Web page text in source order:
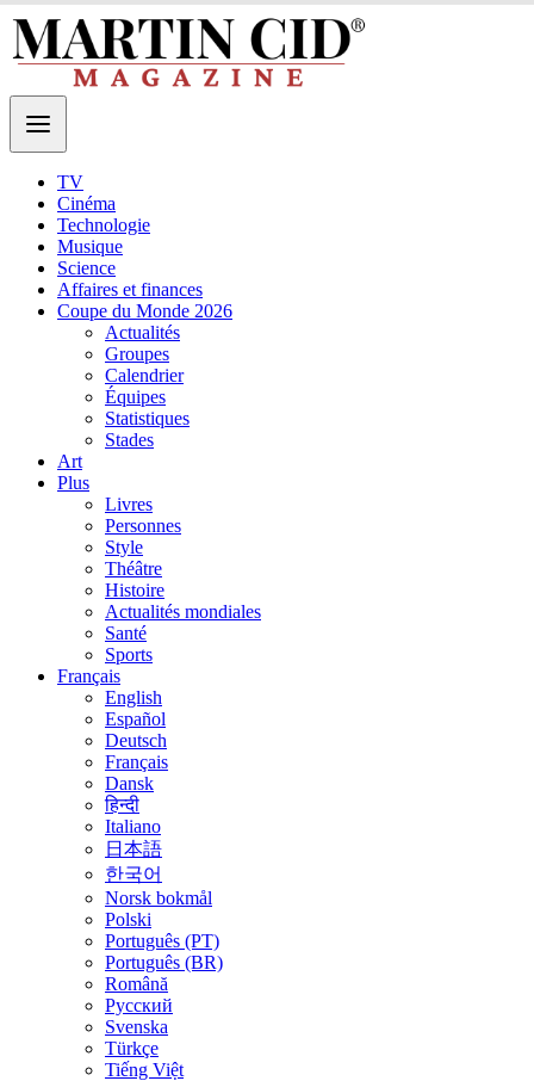
TV
Cinéma
Technologie
Musique
Science
Affaires et finances
Coupe du Monde 2026
Actualités
Groupes
Calendrier
Équipes
Statistiques
Stades
Art
Plus
Livres
Personnes
Style
Théâtre
Histoire
Actualités mondiales
Santé
Sports
Français
English
Español
Deutsch
Français
Dansk
हिन्दी
Italiano
日本語
한국어
Norsk bokmål
Polski
Português (PT)
Português (BR)
Română
Русский
Svenska
Türkçe
Tiếng Việt